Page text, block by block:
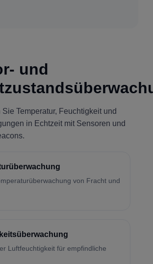
und
Temperatur, Feuchtigkeit und
in Echtzeit mit Sensoren und
von Fracht und
Luftfeuchtigkeit für empfindliche